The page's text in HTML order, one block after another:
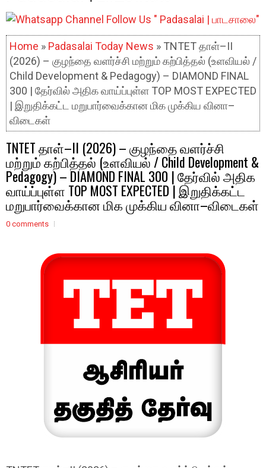
Home » Padasalai Today News » TNTET தாள்–II
(2026) – குழந்தை வளர்ச்சி மற்றும் கற்பித்தல் (உளவியல் /
Child Development & Pedagogy) – DIAMOND FINAL
300 | தேர்வில் அதிக வாய்ப்புள்ள TOP MOST EXPECTED
| இறுதிக்கட்ட மறுபார்வைக்கான மிக முக்கிய வினா–
விடைகள்
TNTET தாள்–II (2026) – குழந்தை வளர்ச்சி
மற்றும் கற்பித்தல் (உளவியல் / Child Development &
Pedagogy) – DIAMOND FINAL 300 | தேர்வில் அதிக
வாய்ப்புள்ள TOP MOST EXPECTED | இறுதிக்கட்ட
மறுபார்வைக்கான மிக முக்கிய வினா–விடைகள்
0 comments